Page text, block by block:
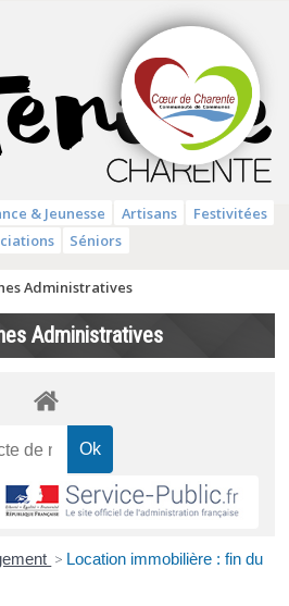
& Jeunesse Artisans
Festivitées
Séniors
Administratives
Administratives
> Location immobilière : fin du